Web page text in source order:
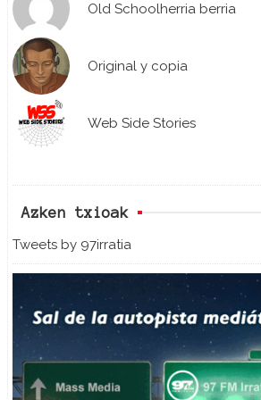
Old Schoolherria berria
Original y copia
Web Side Stories
Azken txioak
Tweets by 97irratia